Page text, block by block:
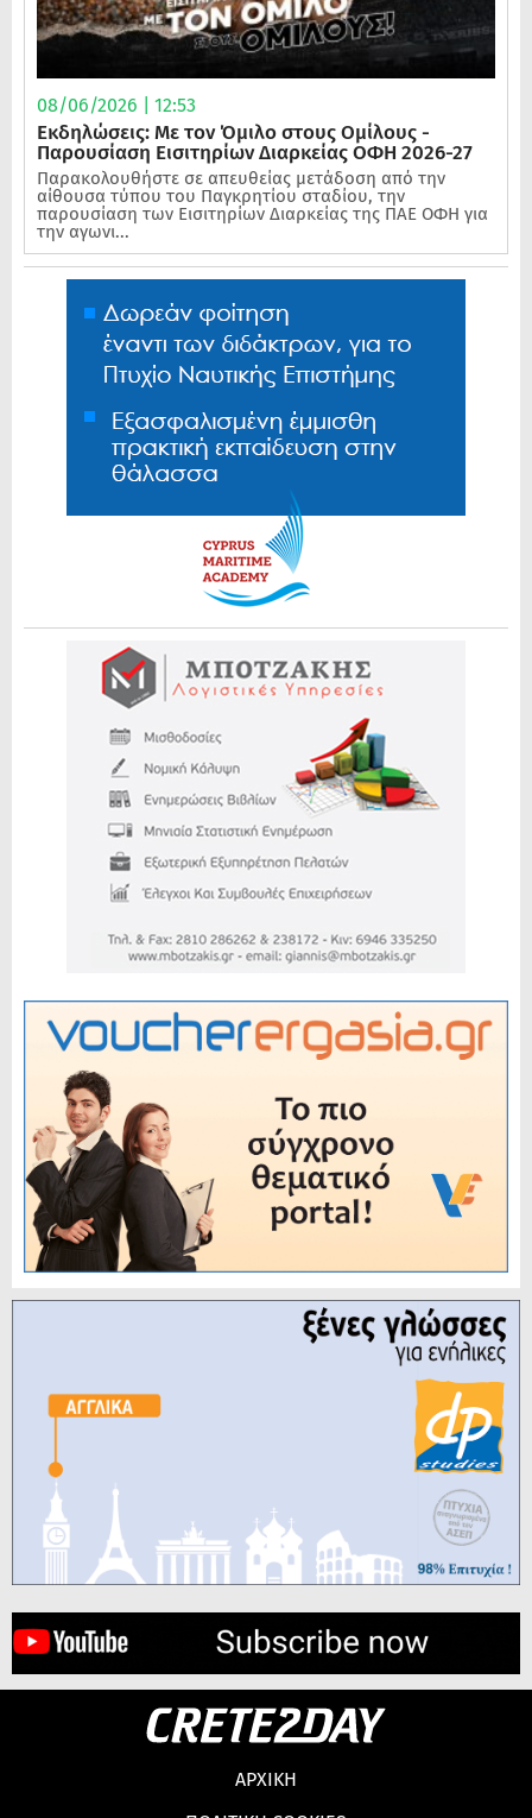
08/06/2026 | 12:53
Εκδηλώσεις: Με τον Όμιλο στους Ομίλους -
Παρουσίαση Εισιτηρίων Διαρκείας ΟΦΗ 2026-27
Παρακολουθήστε σε απευθείας μετάδοση από την
αίθουσα τύπου του Παγκρητίου σταδίου, την
παρουσίαση των Εισιτηρίων Διαρκείας της ΠΑΕ ΟΦΗ για
την αγωνι...
ΑΡΧΙΚΗ